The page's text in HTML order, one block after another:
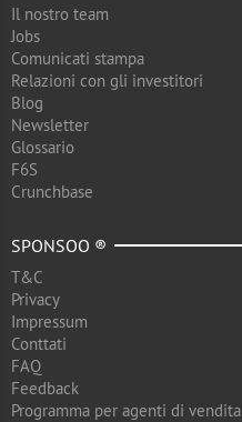
Il nostro team
Jobs
Comunicati stampa
Relazioni con gli investitori
Blog
Newsletter
Glossario
F6S
Crunchbase
SPONSOO ®
T&C
Privacy
Impressum
Conttati
FAQ
Feedback
Programma per agenti di vendita